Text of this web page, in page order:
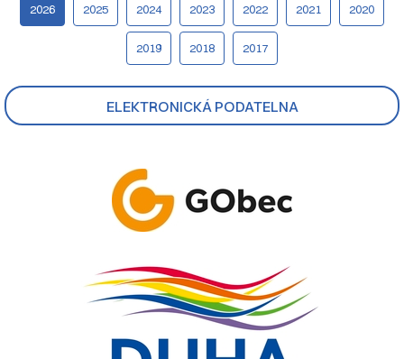
ELEKTRONICKÁ PODATELNA
2026 2025 2024 2023 2022 2021 2020
2019 2018 2017